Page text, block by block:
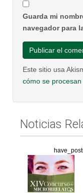
Guarda mi
navegador para
Este sitio usa
cómo se
Noticias